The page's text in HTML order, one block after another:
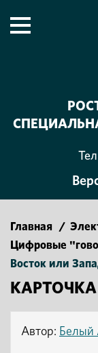
Главная /
Цифровые
Восток или
Автор: Белый